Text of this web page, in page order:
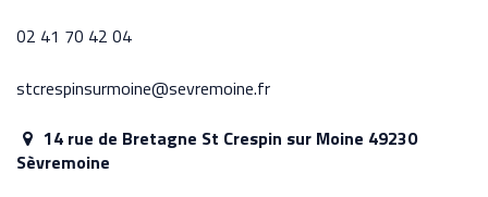
02 41 70 42 04
stcrespinsurmoine@sevremoine.fr
14 rue de Bretagne St Crespin sur Moine 49230
Sèvremoine